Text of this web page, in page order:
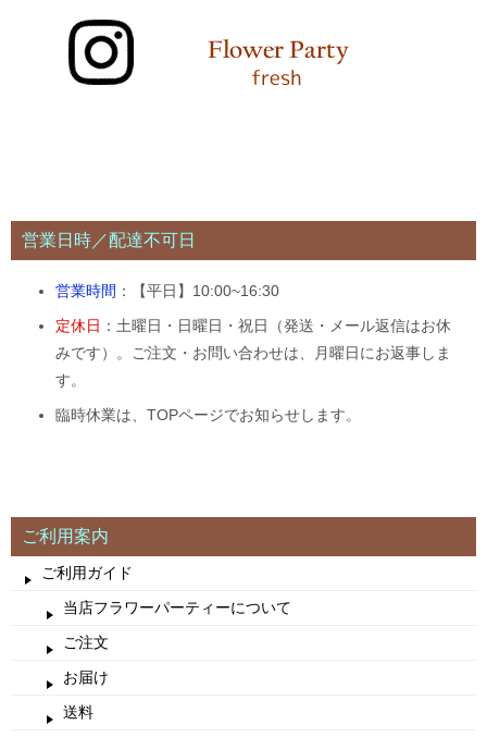
営業日時／配達不可日
営業時間 ：【平日】10:00~16:30
定休日 ：土曜日・日曜日・祝日（発送・メール返信はお休
みです）。ご注文・お問い合わせは、月曜日にお返事しま
す。
臨時休業は、TOPページでお知らせします。
ご利用案内
ご利用ガイド
当店フラワーパーティーについて
ご注文
お届け
送料